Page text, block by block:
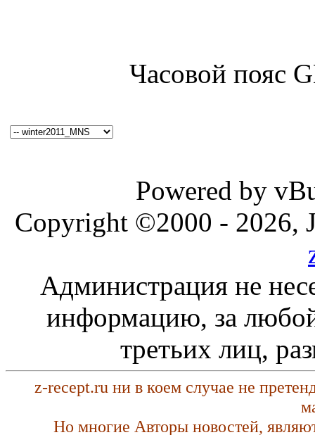
Часовой пояс
Powered by
Copyright ©2000 - 2026,
Администрация не
информацию, за любой
третьих лиц,
z-recept.ru ни в коем случае не
Но многие Авторы новостей,